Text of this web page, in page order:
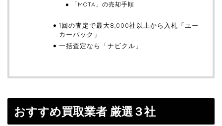
「MOTA」の売却手順
1回の査定で最大8,000社以上から入札「ユー
カーパック」
一括査定なら「ナビクル」
おすすめ買取業者 厳選３社